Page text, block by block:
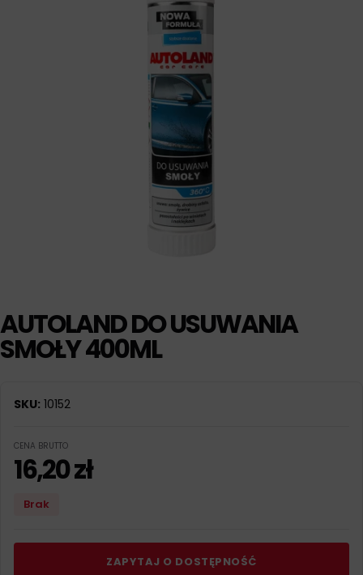
AUTOLAND DO USUWANIA
SMOŁY 400ML
SKU: 10152
CENA BRUTTO
16,20zł
Brak
ZAPYTAJ O DOSTĘPNOŚĆ